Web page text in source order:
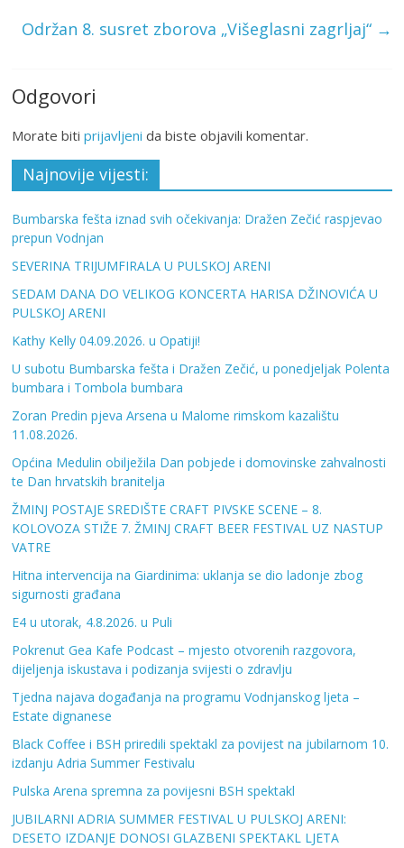
Održan 8. susret zborova „Višeglasni zagrljaj“ →
Odgovori
Morate bitiprijavljeni da biste objavili komentar.
Najnovije vijesti:
Bumbarska fešta iznad svih očekivanja: Dražen Zečić raspjevao
prepun Vodnjan
SEVERINA TRIJUMFIRALA U PULSKOJ ARENI
SEDAM DANA DO VELIKOG KONCERTA HARISA DŽINOVIĆA U
PULSKOJ ARENI
Kathy Kelly 04.09.2026. u Opatiji!
U subotu Bumbarska fešta i Dražen Zečić, u ponedjeljak Polenta
bumbara i Tombola bumbara
Zoran Predin pjeva Arsena u Malome rimskom kazalištu
11.08.2026.
Općina Medulin obilježila Dan pobjede i domovinske zahvalnosti
te Dan hrvatskih branitelja
ŽMINJ POSTAJE SREDIŠTE CRAFT PIVSKE SCENE – 8.
KOLOVOZA STIŽE 7. ŽMINJ CRAFT BEER FESTIVAL UZ NASTUP
VATRE
Hitna intervencija na Giardinima: uklanja se dio ladonje zbog
sigurnosti građana
E4 u utorak, 4.8.2026. u Puli
Pokrenut Gea Kafe Podcast – mjesto otvorenih razgovora,
dijeljenja iskustava i podizanja svijesti o zdravlju
Tjedna najava događanja na programu Vodnjanskog ljeta –
Estate dignanese
Black Coffee i BSH priredili spektakl za povijest na jubilarnom 10.
izdanju Adria Summer Festivalu
Pulska Arena spremna za povijesni BSH spektakl
JUBILARNI ADRIA SUMMER FESTIVAL U PULSKOJ ARENI:
DESETO IZDANJE DONOSI GLAZBENI SPEKTAKL LJETA